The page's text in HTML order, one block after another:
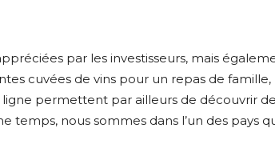
par les investisseurs, mais
cuvées de vins pour un repas de famille,
permettent par ailleurs de découvrir
temps, nous sommes dans l’un des pays